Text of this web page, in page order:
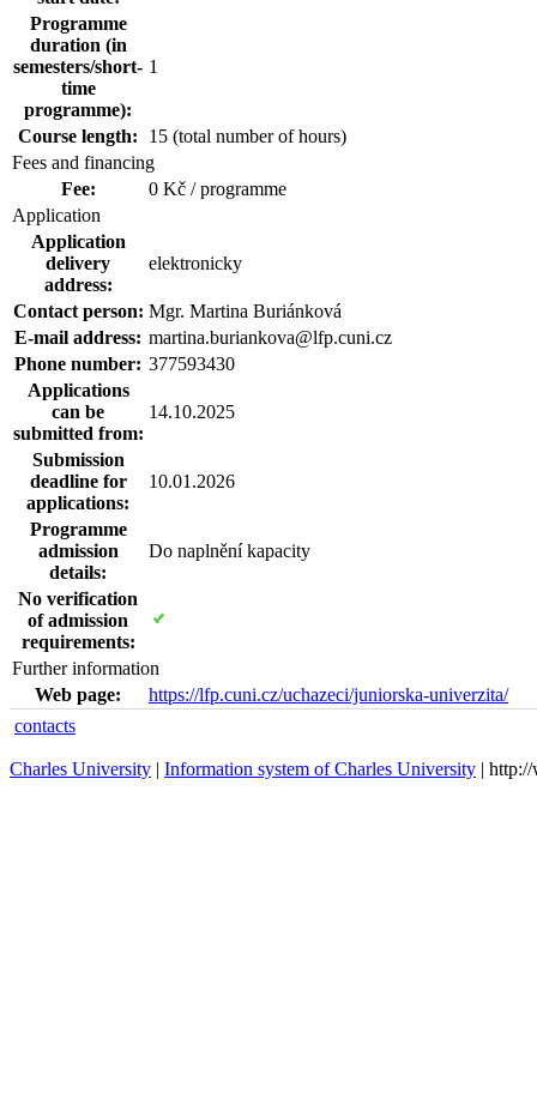
Programme
duration (in
semesters/short-
time
programme):
1
Course length:
15 (total number of hours)
Fees and financing
Fee:
0 Kč / programme
Application
Application
delivery
address:
elektronicky
Contact person: Mgr. Martina Buriánková
E-mail address: martina.buriankova@lfp.cuni.cz
Phone number: 377593430
Applications
can be
submitted from:
14.10.2025
Submission
deadline for
applications:
10.01.2026
Programme
admission
details:
Do naplnění kapacity
No verification
of admission
requirements:
Further information
Web page:
https://lfp.cuni.cz/uchazeci/juniorska-univerzita/
contacts
Charles University | Information system of Charles University |